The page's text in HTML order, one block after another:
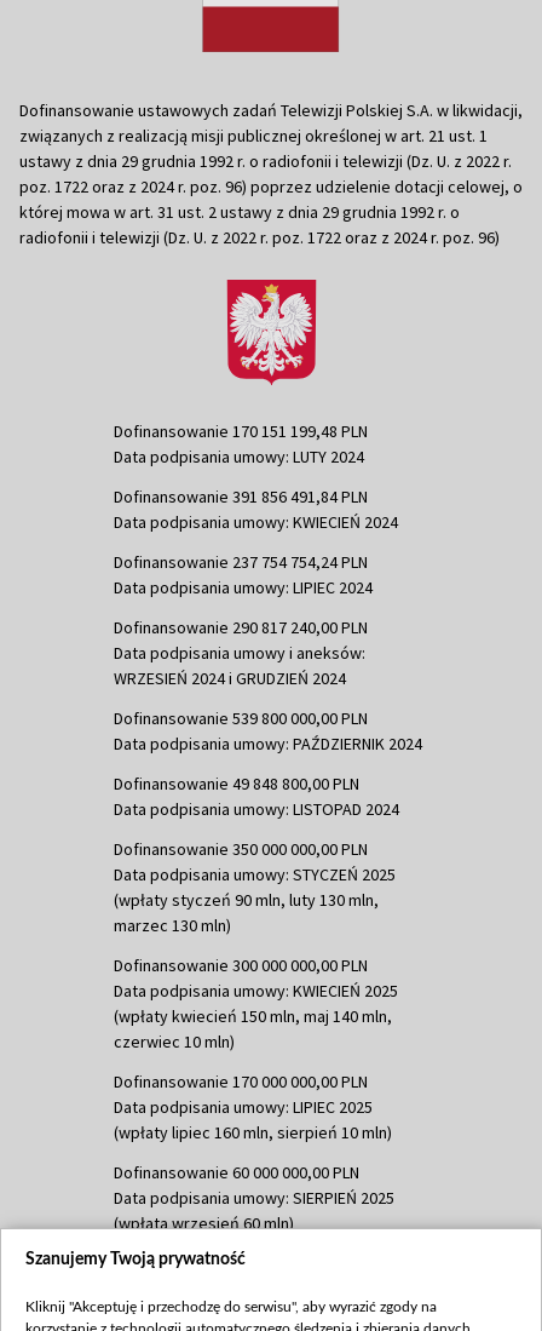
Dofinansowanie ustawowych zadań Telewizji Polskiej S.A. w likwidacji,
związanych z realizacją misji publicznej określonej w art. 21 ust. 1
ustawy z dnia 29 grudnia 1992 r. o radiofonii i telewizji (Dz. U. z 2022 r.
poz. 1722 oraz z 2024 r. poz. 96) poprzez udzielenie dotacji celowej, o
której mowa w art. 31 ust. 2 ustawy z dnia 29 grudnia 1992 r. o
radiofonii i telewizji (Dz. U. z 2022 r. poz. 1722 oraz z 2024 r. poz. 96)
Dofinansowanie 170 151 199,48 PLN
Data podpisania umowy: LUTY 2024
Dofinansowanie 391 856 491,84 PLN
Data podpisania umowy: KWIECIEŃ 2024
Dofinansowanie 237 754 754,24 PLN
Data podpisania umowy: LIPIEC 2024
Dofinansowanie 290 817 240,00 PLN
Data podpisania umowy i aneksów:
WRZESIEŃ 2024 i GRUDZIEŃ 2024
Dofinansowanie 539 800 000,00 PLN
Data podpisania umowy: PAŹDZIERNIK 2024
Dofinansowanie 49 848 800,00 PLN
Data podpisania umowy: LISTOPAD 2024
Dofinansowanie 350 000 000,00 PLN
Data podpisania umowy: STYCZEŃ 2025
(wpłaty styczeń 90 mln, luty 130 mln,
marzec 130 mln)
Dofinansowanie 300 000 000,00 PLN
Data podpisania umowy: KWIECIEŃ 2025
(wpłaty kwiecień 150 mln, maj 140 mln,
czerwiec 10 mln)
Dofinansowanie 170 000 000,00 PLN
Data podpisania umowy: LIPIEC 2025
(wpłaty lipiec 160 mln, sierpień 10 mln)
Dofinansowanie 60 000 000,00 PLN
Data podpisania umowy: SIERPIEŃ 2025
(wpłata wrzesień 60 mln)
Dofinansowanie 635 783 051,21 PLN
(wpłata wrzesień 100 mln, październik 350
Szanujemy Twoją prywatność
Kliknij "Akceptuję i przechodzę do serwisu", aby wyrazić zgody na